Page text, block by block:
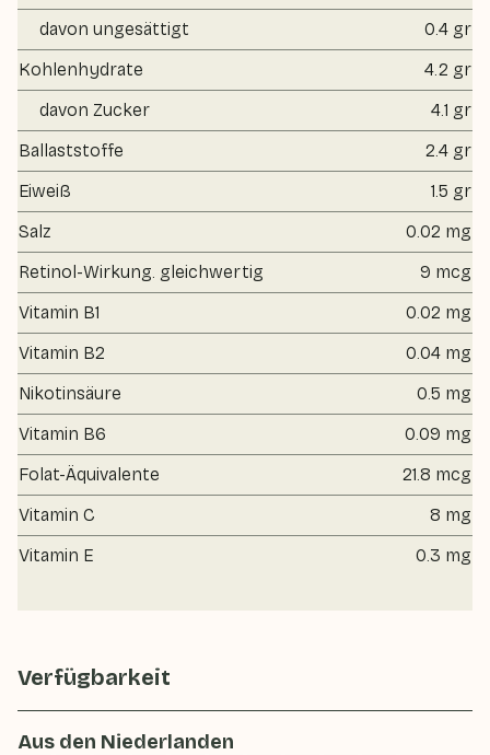
davon ungesättigt
0.4 gr
Kohlenhydrate
4.2 gr
davon Zucker
4.1 gr
Ballaststoffe
2.4 gr
Eiweiß
1.5 gr
Salz
0.02 mg
Retinol-Wirkung. gleichwertig
9 mcg
Vitamin B1
0.02 mg
Vitamin B2
0.04 mg
Nikotinsäure
0.5 mg
Vitamin B6
0.09 mg
Folat-Äquivalente
21.8 mcg
Vitamin C
8 mg
Vitamin E
0.3 mg
Verfügbarkeit
Aus den Niederlanden